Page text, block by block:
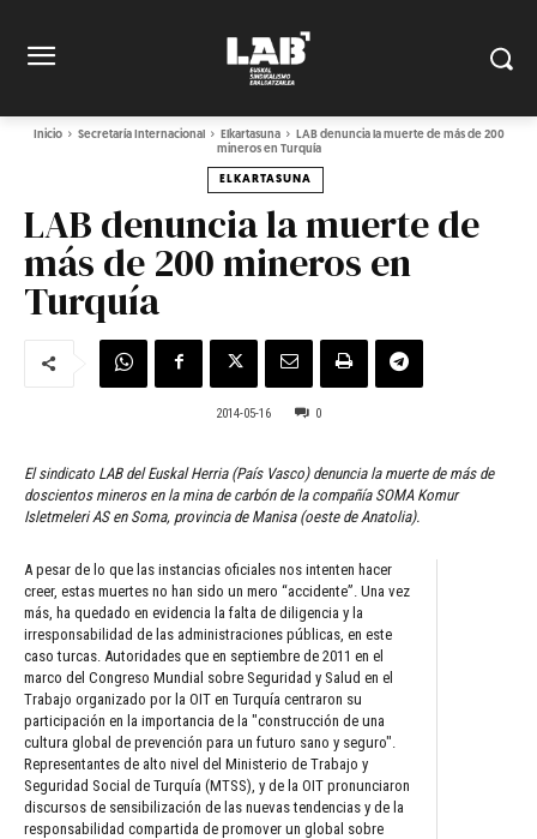
Inicio Secretaría Internacional Elkartasuna
LAB denuncia la muerte de más de 200
mineros en Turquía
ELKARTASUNA
LAB denuncia la muerte de
más de 200 mineros en
Turquía
2014-05-16 0
El sindicato LAB del Euskal Herria (País Vasco) denuncia la muerte de más de
doscientos mineros en la mina de carbón de la compañía SOMA Komur
Isletmeleri AS en Soma, provincia de Manisa (oeste de Anatolia).
A pesar de lo que las instancias oficiales nos intenten hacer
creer, estas muertes no han sido un mero “accidente”. Una vez
más, ha quedado en evidencia la falta de diligencia y la
irresponsabilidad de las administraciones públicas, en este
caso turcas. Autoridades que en septiembre de 2011 en el
marco del Congreso Mundial sobre Seguridad y Salud en el
Trabajo organizado por la OIT en Turquía centraron su
participación en la importancia de la "construcción de una
cultura global de prevención para un futuro sano y seguro".
Representantes de alto nivel del Ministerio de Trabajo y
Seguridad Social de Turquía (MTSS), y de la OIT pronunciaron
discursos de sensibilización de las nuevas tendencias y de la
responsabilidad compartida de promover un global sobre